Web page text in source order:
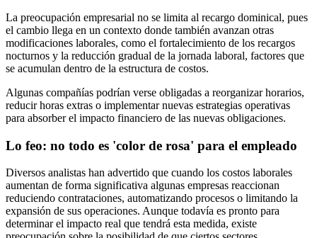
La preocupación empresarial no se limita al recargo dominical, pues
el cambio llega en un contexto donde también avanzan otras
modificaciones laborales, como el fortalecimiento de los recargos
nocturnos y la reducción gradual de la jornada laboral, factores que
se acumulan dentro de la estructura de costos.
Algunas compañías podrían verse obligadas a reorganizar horarios,
reducir horas extras o implementar nuevas estrategias operativas
para absorber el impacto financiero de las nuevas obligaciones.
Lo feo: no todo es 'color de rosa' para el empleado
Diversos analistas han advertido que cuando los costos laborales
aumentan de forma significativa algunas empresas reaccionan
reduciendo contrataciones, automatizando procesos o limitando la
expansión de sus operaciones. Aunque todavía es pronto para
determinar el impacto real que tendrá esta medida, existe